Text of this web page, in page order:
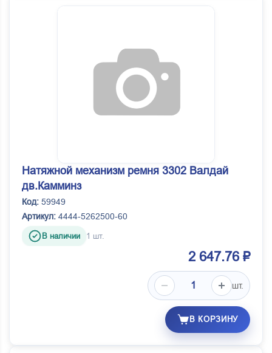
Натяжной механизм ремня 3302 Валдай
дв.Камминз
Код: 59949
Артикул: 4444-5262500-60
В наличии 1 шт.
2 647.76 ₽
шт.
В КОРЗИНУ